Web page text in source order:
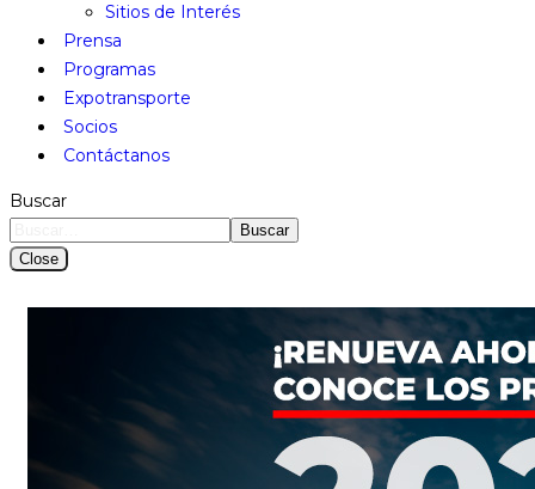
Sitios de Interés
Prensa
Programas
Expotransporte
Socios
Contáctanos
Buscar
Buscar
Close